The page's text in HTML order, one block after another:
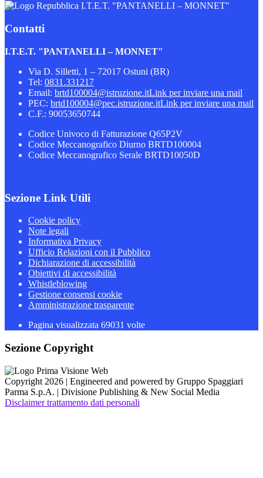
I.T.E.T. "PANTANELLI – MONNET"
Contatti
I.T.E.T. "PANTANELLI – MONNET"
Via D. Silletti, 1 – 72017 Ostuni (BR)
Tel: 0831.331217
Email: brtd100004@istruzione.itLink per inviare una mail
PEC: brtd100004@pec.istruzione.itLink per inviare una mail
C.F.: 90053650744
Codice Univoco di Fatturazione Q65P2V
Codice Meccanografico Diurno BRTD100004
Codice Meccanografico Serale BRTD10050D
Sezione Link Utili
Cookie policy
Note legali
Informativa Privacy
Ufficio Relazioni con il Pubblico
Dichiarazione di accessibilità
Obiettivi di accessibilità
Whistleblowing
Gestione consensi cookie
Amministrazione trasparente
Pagina visualizzata 69031 volte
Sezione Copyright
Copyright 2026 | Engineered and powered by Gruppo Spaggiari
Parma S.p.A. | Divisione Publishing & New Social Media
Disclaimer trattamento dati personali